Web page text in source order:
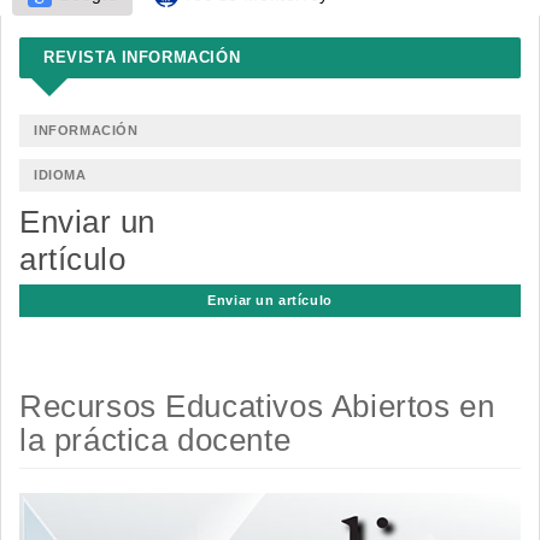
REVISTA INFORMACIÓN
INFORMACIÓN
IDIOMA
Enviar un
artículo
Enviar un artículo
Recursos Educativos Abiertos en
la práctica docente
Barra